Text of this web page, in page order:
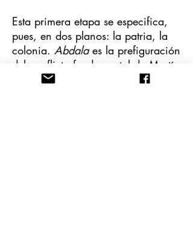
Esta primera etapa se especifica,
pues, en dos planos: la patria, la
colonia. Abdalaes la prefiguración
del conflicto fundamental de Martí
con el mundo de la madre, las